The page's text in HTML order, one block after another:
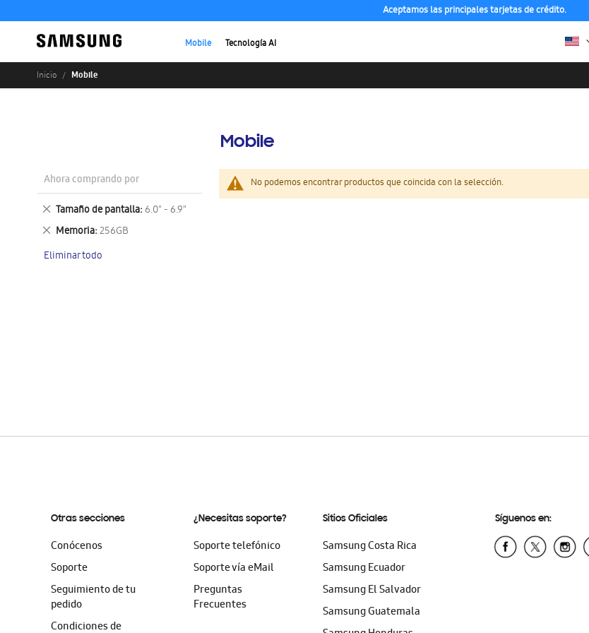
Aceptamos las principales tarjetas de crédito.
Mobile Tecnología AI
Inicio Mobile
Mobile
No podemos encontrar productos que coincida con la selección.
Ahora comprando por
Tamaño de pantalla 6.0" - 6.9"
Eliminar
este
artículo
Memoria 256GB
Eliminar
artículo
Eliminar todo
Otras secciones
Conócenos
Soporte
Seguimiento de tu
pedido
Condiciones de
¿Necesitas soporte?
Soporte telefónico
Soporte vía eMail
Preguntas
Frecuentes
Sitios Oficiales
Samsung Costa Rica
Samsung Ecuador
Samsung El Salvador
Samsung Guatemala
Síguenos en: